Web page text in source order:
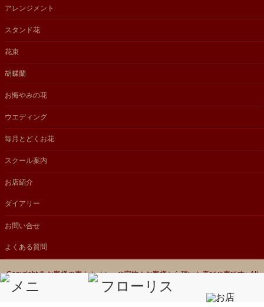
アレンジメント
スタンド花
花束
胡蝶蘭
お悔やみの花
ウエディング
毎月とどくお花
スクール案内
お店紹介
ダイアリー
お問い合せ
よくある質問
Copyright ©お客様の声｜カノシェの宝物！お客様から頂いた喜びの声です♪All
Rights Reserved.